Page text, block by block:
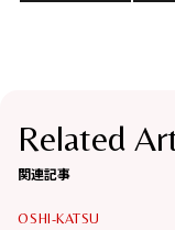
Related
関連記事
OSHI-KATSU